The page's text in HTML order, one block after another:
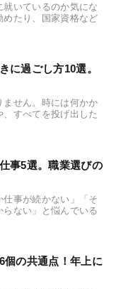
いているのか気にな
めたり、国家資格など
に過ごし方10選。
ません。時には何かか
すべてを投げ出した
事5選。職業選びの
仕事が続かない」「そ
ない」と悩んでいる
個の共通点！年上に